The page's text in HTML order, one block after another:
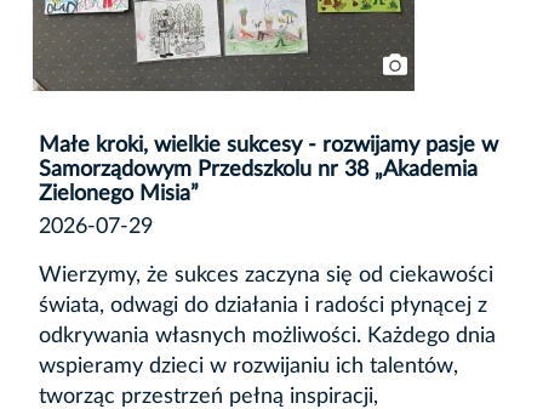
Małe kroki, wielkie sukcesy - rozwijamy pasje w
Samorządowym Przedszkolu nr 38 „Akademia
Zielonego Misia”
2026-07-29
Wierzymy, że sukces zaczyna się od ciekawości
świata, odwagi do działania i radości płynącej z
odkrywania własnych możliwości. Każdego dnia
wspieramy dzieci w rozwijaniu ich talentów,
tworząc przestrzeń pełną inspiracji,